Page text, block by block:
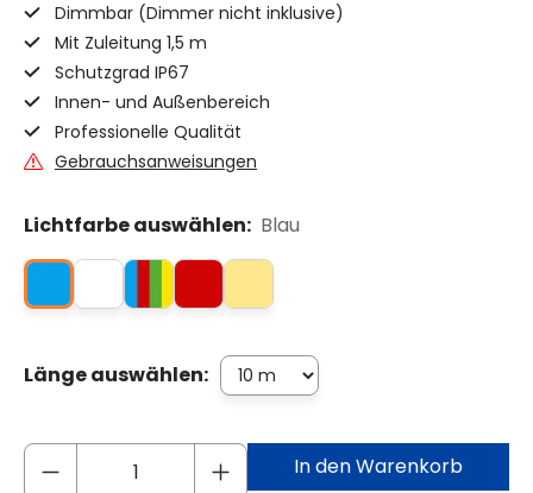
Dimmbar (Dimmer nicht inklusive)
Mit Zuleitung 1,5 m
Schutzgrad IP67
Innen- und Außenbereich
Professionelle Qualität
Gebrauchsanweisungen
Lichtfarbe auswählen: Blau
Länge auswählen:
In den Warenkorb